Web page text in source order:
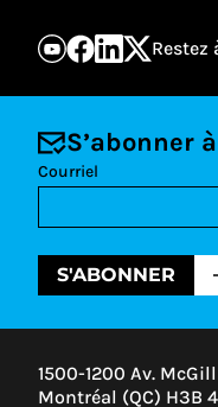
Restez
S’abonner
Courriel
S'ABONNER
1500-1200 Av.
Montréal (QC) H3B